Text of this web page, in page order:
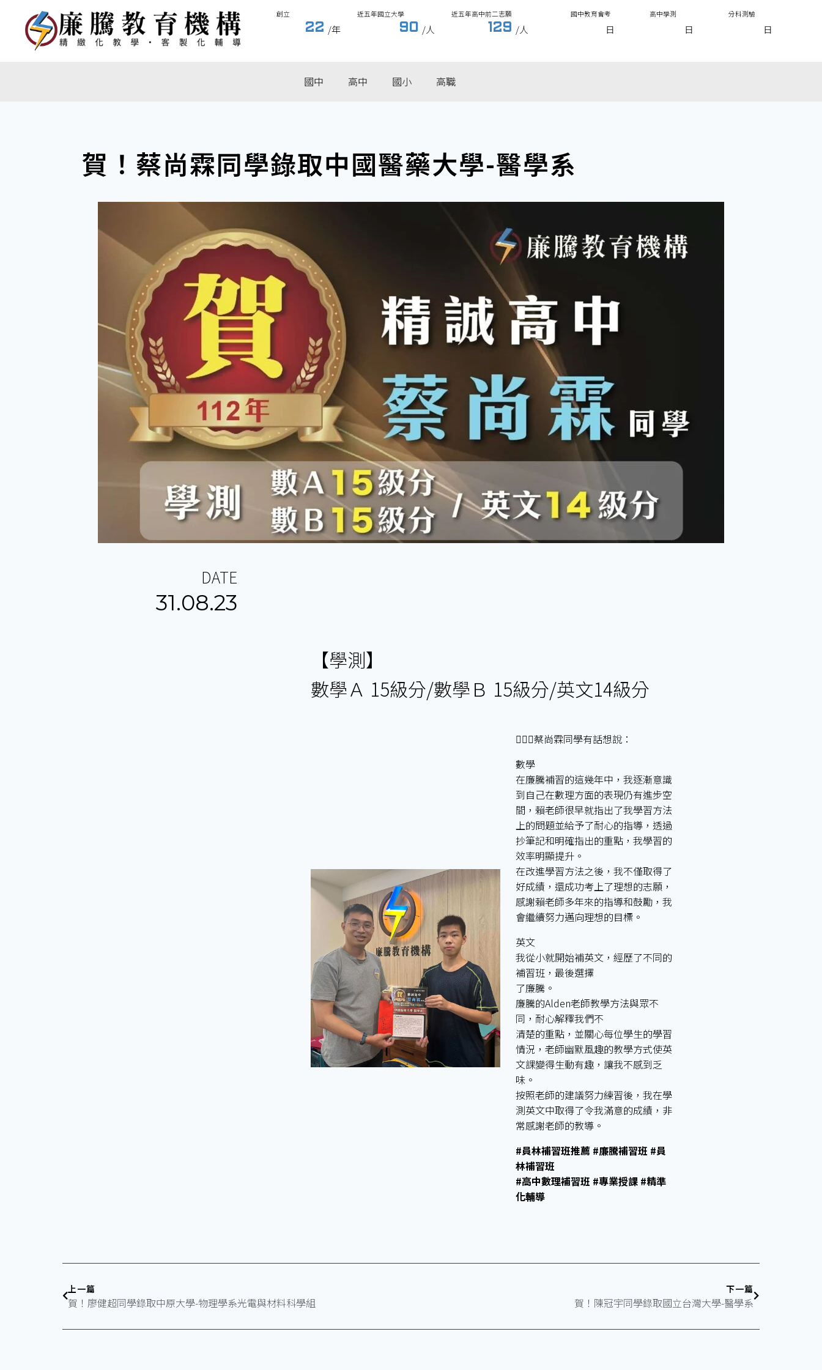
創立
22 /年
近五年國立大學
90 /人
近五年高中前二志願
129 /人
國中教育會考
日
高中學測
日
分科測驗
日
國中 高中 國小 高職
賀！蔡尚霖同學錄取中國醫藥大學-醫學系
DATE
31.08.23
【學測】
數學Ａ 15級分/數學Ｂ 15級分/英文14級分
🙋🏻‍♂️蔡尚霖同學有話想說：
數學
在廉騰補習的這幾年中，我逐漸意識
到自己在數理方面的表現仍有進步空
間，賴老師很早就指出了我學習方法
上的問題並給予了耐心的指導，透過
抄筆記和明確指出的重點，我學習的
效率明顯提升。
在改進學習方法之後，我不僅取得了
好成績，還成功考上了理想的志願，
感謝賴老師多年來的指導和鼓勵，我
會繼續努力邁向理想的目標。
英文
我從小就開始補英文，經歷了不同的
補習班，最後選擇
了廉騰。
廉騰的Alden老師教學方法與眾不
同，耐心解釋我們不
清楚的重點，並關心每位學生的學習
情況，老師幽默風趣的教學方式使英
文課變得生動有趣，讓我不感到乏
味。
按照老師的建議努力練習後，我在學
測英文中取得了令我滿意的成績，非
常感謝老師的教導。
#員林補習班推薦 #廉騰補習班 #員
林補習班
#高中數理補習班 #專業授課 #精準
化輔導
上一篇
賀！廖健超同學錄取中原大學-物理學系光電與材料科學組
下一篇
賀！陳冠宇同學錄取國立台灣大學-醫學系